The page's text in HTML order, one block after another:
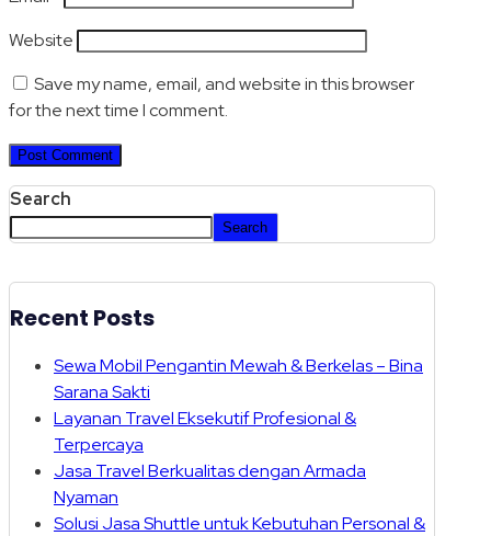
Website
Save my name, email, and website in this browser
for the next time I comment.
Search
Search
Recent Posts
Sewa Mobil Pengantin Mewah & Berkelas – Bina
Sarana Sakti
Layanan Travel Eksekutif Profesional &
Terpercaya
Jasa Travel Berkualitas dengan Armada
Nyaman
Solusi Jasa Shuttle untuk Kebutuhan Personal &